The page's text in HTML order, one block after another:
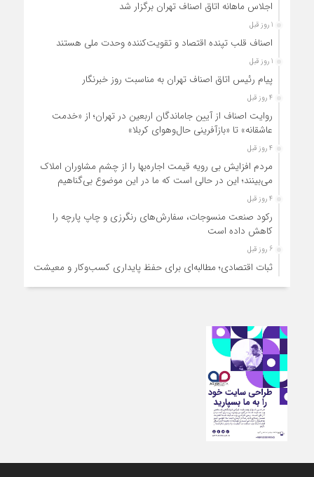
اجلاس ماهانه اتاق اصناف تهران برگزار شد
1 روز قبل
اصناف قلب تپنده اقتصاد و تقویت‌کننده وحدت ملی هستند
1 روز قبل
پیام رئیس اتاق اصناف تهران به مناسبت روز خبرنگار
4 روز قبل
روایت اصناف از آیین جاماندگان اربعین در تهران؛ از «خدمت
عاشقانه» تا «بازآفرینی حال‌وهوای کربلا»
4 روز قبل
مردم افزایش بی رویه قیمت اجاره‌بها را از چشم مشاوران املاک
می‌بینند؛ این در حالی است که ما در این موضوع بی‌گناهیم
4 روز قبل
رکود صنعت منسوجات، سفارش‌های رنگرزی و چاپ پارچه را
کاهش داده است
6 روز قبل
ثبات اقتصادی؛ مطالبه‌ای برای حفظ پایداری کسب‌وکار و معیشت
ضرورت امروز صنف
آمادگی دولت برای واگذاری اختیارات بازار به اصناف/ تأکید بر نقش
کالابرگ در حمایت از معیشت
مشکلات صنف تأمین مواد اولیه باکیفیت و نوسازی تجهیزات و
آموزش‌های تخصصی و فنی است